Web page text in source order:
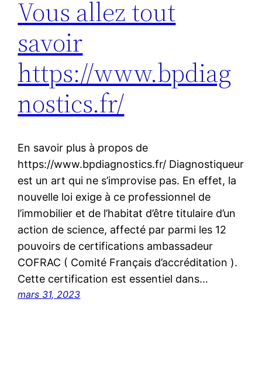
Vous allez tout
savoir
https://www.bpdiag
nostics.fr/
En savoir plus à propos de
https://www.bpdiagnostics.fr/ Diagnostiqueur
est un art qui ne s’improvise pas. En effet, la
nouvelle loi exige à ce professionnel de
l’immobilier et de l’habitat d’être titulaire d’un
action de science, affecté par parmi les 12
pouvoirs de certifications ambassadeur
COFRAC ( Comité Français d’accréditation ).
Cette certification est essentiel dans…
mars 31, 2023